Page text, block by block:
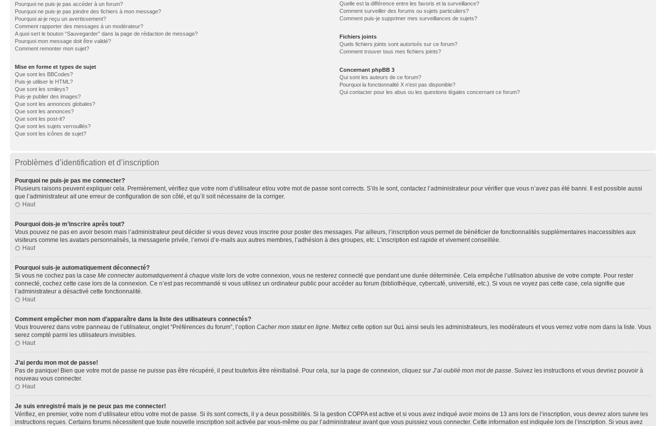
Pourquoi ne puis-je pas accéder à un forum?
Pourquoi ne puis-je pas joindre des fichiers à mon message?
Pourquoi ai-je reçu un avertissement?
Comment rapporter des messages à un modérateur?
A quoi sert le bouton “Sauvegarder” dans la page de rédaction de message?
Pourquoi mon message doit être validé?
Comment remonter mon sujet?
Mise en forme et types de sujet
Que sont les BBCodes?
Puis-je utiliser le HTML?
Que sont les smileys?
Puis-je publier des images?
Que sont les annonces globales?
Que sont les annonces?
Que sont les post-it?
Que sont les sujets verrouillés?
Que sont les icônes de sujet?
Quelle est la différence entre les favoris et la surveillance?
Comment surveiller des forums ou sujets particuliers?
Comment puis-je supprimer mes surveillances de sujets?
Fichiers joints
Quels fichiers joints sont autorisés sur ce forum?
Comment trouver tous mes fichiers joints?
Concernant phpBB 3
Qui sont les auteurs de ce forum?
Pourquoi la fonctionnalité X n’est pas disponible?
Qui contacter pour les abus ou les questions légales concernant ce forum?
Problèmes d’identification et d’inscription
Pourquoi ne puis-je pas me connecter?
Plusieurs raisons peuvent expliquer cela. Premièrement, vérifiez que votre nom d’utilisateur et/ou votre mot de passe sont corrects. S’ils le sont, contactez l’administrateur pour vérifier que vous n’avez pas été banni. Il est possible aussi
que l’administrateur ait une erreur de configuration de son côté, et qu’il soit nécessaire de la corriger.
Haut
Pourquoi dois-je m’inscrire après tout?
Vous pouvez ne pas en avoir besoin mais l’administrateur peut décider si vous devez vous inscrire pour poster des messages. Par ailleurs, l’inscription vous permet de bénéficier de fonctionnalités supplémentaires inaccessibles aux
visiteurs comme les avatars personnalisés, la messagerie privée, l’envoi d’e-mails aux autres membres, l’adhésion à des groupes, etc. L’inscription est rapide et vivement conseillée.
Haut
Pourquoi suis-je automatiquement déconnecté?
Si vous ne cochez pas la case Me connecter automatiquement à chaque visite lors de votre connexion, vous ne resterez connecté que pendant une durée déterminée. Cela empêche l’utilisation abusive de votre compte. Pour rester
connecté, cochez cette case lors de la connexion. Ce n’est pas recommandé si vous utilisez un ordinateur public pour accéder au forum (bibliothèque, cybercafé, université, etc.). Si vous ne voyez pas cette case, cela signifie que
l’administrateur a désactivé cette fonctionnalité.
Haut
Comment empêcher mon nom d’apparaître dans la liste des utilisateurs connectés?
Vous trouverez dans votre panneau de l’utilisateur, onglet “Préférences du forum”, l’option Cacher mon statut en ligne. Mettez cette option sur Oui ainsi seuls les administrateurs, les modérateurs et vous verrez votre nom dans la liste. Vous
serez compté parmi les utilisateurs invisibles.
Haut
J’ai perdu mon mot de passe!
Pas de panique! Bien que votre mot de passe ne puisse pas être récupéré, il peut toutefois être réinitialisé. Pour cela, sur la page de connexion, cliquez sur J’ai oublié mon mot de passe. Suivez les instructions et vous devriez pouvoir à
nouveau vous connecter.
Haut
Je suis enregistré mais je ne peux pas me connecter!
Vérifiez, en premier, votre nom d’utilisateur et/ou votre mot de passe. Si ils sont corrects, il y a deux possibilités. Si la gestion COPPA est active et si vous avez indiqué avoir moins de 13 ans lors de l’inscription, vous devrez alors suivre les
instructions reçues. Certains forums nécessitent que toute nouvelle inscription soit activée par vous-même ou par l’administrateur avant que vous puissiez vous connecter. Cette information est indiquée lors de l’inscription. Si vous avez